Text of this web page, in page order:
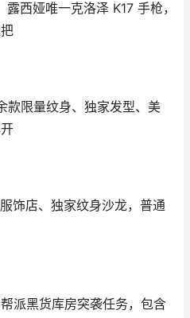
西娅唯一克洛泽 K17 手枪，
款限量纹身、独家发型、美
饰店、独家纹身沙龙，普通
派黑货库房突袭任务，包含